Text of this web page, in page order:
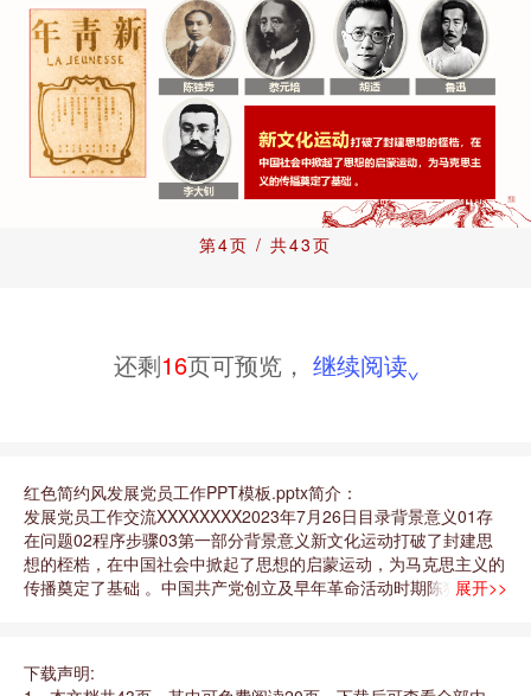
第4页 / 共43页
还剩16页可预览， 继续阅读
红色简约风发展党员工作PPT模板.pptx简介：
发展党员工作交流XXXXXXXX2023年7月26日目录背景意义01存
在问题02程序步骤03第一部分背景意义新文化运动打破了封建思
想的桎梏，在中国社会中掀起了思想的启蒙运动，为马克思主义的
传播奠定了基础 。中国共产党创立及早年革命活动时期陈独秀蔡
泛传播，为中国共产党的产生奠定了思想基础1918年10月，五四
展开>>
下载声明: